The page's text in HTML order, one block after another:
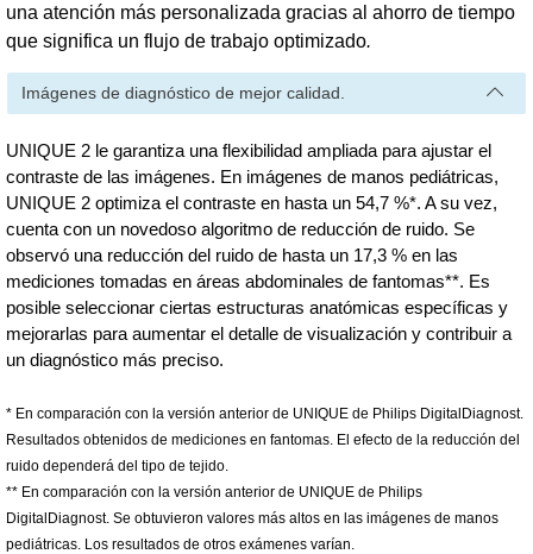
una atención más personalizada gracias al ahorro de tiempo
que significa un flujo de trabajo optimizado.
Imágenes de diagnóstico de mejor calidad.
UNIQUE 2 le garantiza una flexibilidad ampliada para ajustar el
contraste de las imágenes. En imágenes de manos pediátricas,
UNIQUE 2 optimiza el contraste en hasta un 54,7 %*. A su vez,
cuenta con un novedoso algoritmo de reducción de ruido. Se
observó una reducción del ruido de hasta un 17,3 % en las
mediciones tomadas en áreas abdominales de fantomas**. Es
posible seleccionar ciertas estructuras anatómicas específicas y
mejorarlas para aumentar el detalle de visualización y contribuir a
un diagnóstico más preciso.
* En comparación con la versión anterior de UNIQUE de Philips DigitalDiagnost.
Resultados obtenidos de mediciones en fantomas. El efecto de la reducción del
ruido dependerá del tipo de tejido.
** En comparación con la versión anterior de UNIQUE de Philips
DigitalDiagnost. Se obtuvieron valores más altos en las imágenes de manos
pediátricas. Los resultados de otros exámenes varían.